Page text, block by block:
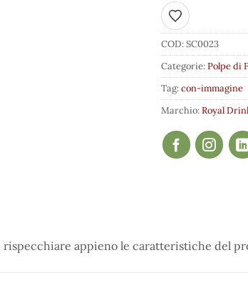
Aggiungi ai
COD:SC0023
Categorie:Polpe di
Tag:con-immagine
Marchio:Royal
appieno le caratteristiche del